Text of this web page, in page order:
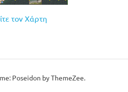
τον Χάρτη
Poseidon by ThemeZee.